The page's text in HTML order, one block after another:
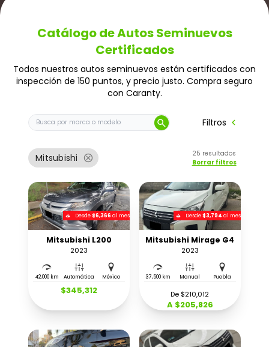
Catálogo de Autos Seminuevos
Certificados
Todos nuestros autos seminuevos están certificados con
inspección de 150 puntos, y precio justo. Compra seguro
con Caranty.
Buscar auto por marca o modelo
search Filtros chevron_left
Mitsubishi cancel 25 resultados
Borrar filtros
Desde$6,366 al mes
Mitsubishi L200
2023
42,000 km Automática México
$345,312
Desde$3,794 al mes
Mitsubishi Mirage G4
2023
37,500 km Manual Puebla
De $210,012
A $205,826